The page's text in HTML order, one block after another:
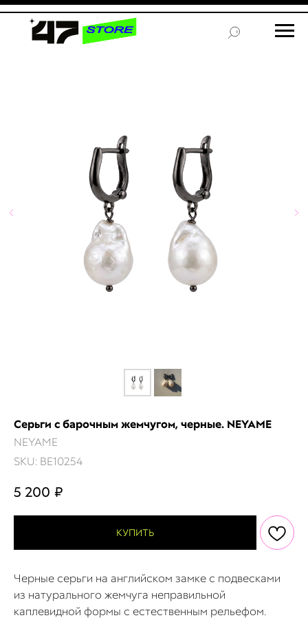
Серьги с барочным жемчугом, черные. NEYAME
NEYAME
SKU: BE10254
5 200 ₽
КУПИТЬ
Черные серьги на английском замке с подвесками
из натурального жемчуга неправильной
каплевидной формы с естественным рельефом.